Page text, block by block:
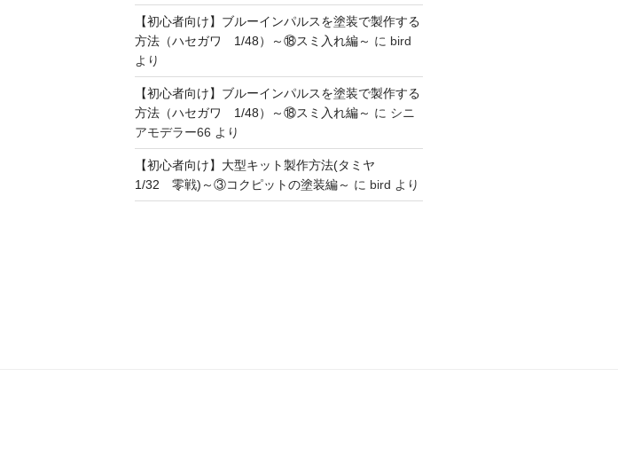
【初心者向け】ブルーインパルスを塗装で製作する
方法（ハセガワ 1/48）～⑱スミ入れ編～ に bird
より
【初心者向け】ブルーインパルスを塗装で製作する
方法（ハセガワ 1/48）～⑱スミ入れ編～ に シニ
アモデラー66 より
【初心者向け】大型キット製作方法(タミヤ
1/32 零戦)～③コクピットの塗装編～ に bird より